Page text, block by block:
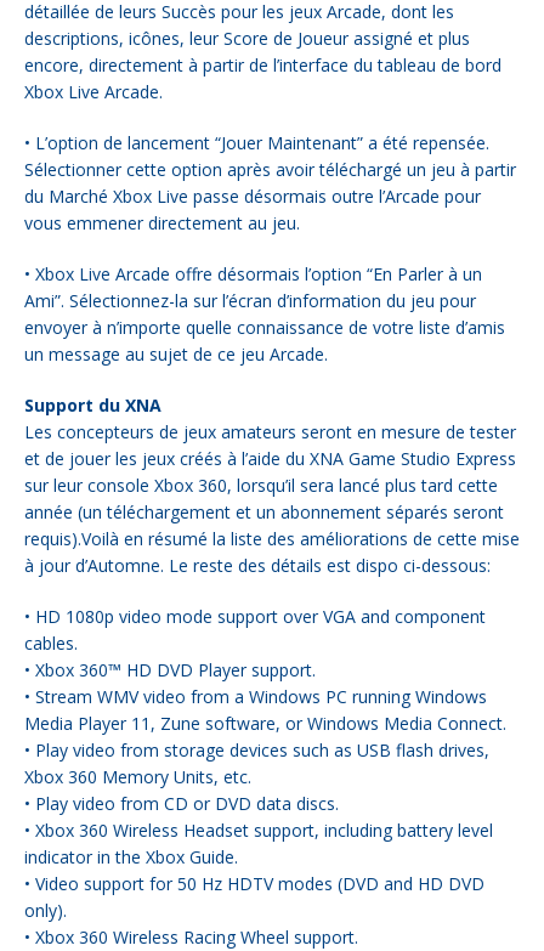
détaillée de leurs Succès pour les jeux Arcade, dont les
descriptions, icônes, leur Score de Joueur assigné et plus
encore, directement à partir de l’interface du tableau de bord
Xbox Live Arcade.
• L’option de lancement “Jouer Maintenant” a été repensée.
Sélectionner cette option après avoir téléchargé un jeu à partir
du Marché Xbox Live passe désormais outre l’Arcade pour
vous emmener directement au jeu.
• Xbox Live Arcade offre désormais l’option “En Parler à un
Ami”. Sélectionnez-la sur l’écran d’information du jeu pour
envoyer à n’importe quelle connaissance de votre liste d’amis
un message au sujet de ce jeu Arcade.
Support du XNA
Les concepteurs de jeux amateurs seront en mesure de tester
et de jouer les jeux créés à l’aide du XNA Game Studio Express
sur leur console Xbox 360, lorsqu’il sera lancé plus tard cette
année (un téléchargement et un abonnement séparés seront
requis).Voilà en résumé la liste des améliorations de cette mise
à jour d’Automne. Le reste des détails est dispo ci-dessous:
• HD 1080p video mode support over VGA and component
cables.
• Xbox 360™ HD DVD Player support.
• Stream WMV video from a Windows PC running Windows
Media Player 11, Zune software, or Windows Media Connect.
• Play video from storage devices such as USB flash drives,
Xbox 360 Memory Units, etc.
• Play video from CD or DVD data discs.
• Xbox 360 Wireless Headset support, including battery level
indicator in the Xbox Guide.
• Video support for 50 Hz HDTV modes (DVD and HD DVD
only).
• Xbox 360 Wireless Racing Wheel support.